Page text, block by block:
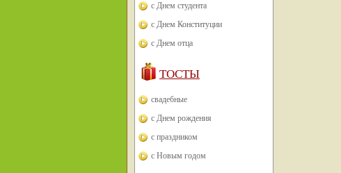
с Днем студента
с Днем Конституции
с Днем отца
ТОСТЫ
свадебные
с Днем рождения
с праздником
с Новым годом